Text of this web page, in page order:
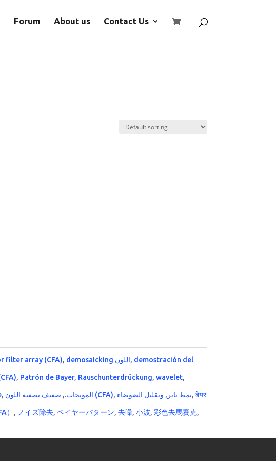
Forum About us Contact Us
filter array (CFA), demosaicking اللون, demostración del
, Patrón de Bayer, Rauschunterdrückung,wavelet,
, المويجات., صفيف تصفية اللون (CFA), نمط باير , وتقليل الضوضاء ,बेयर
） , ノイズ除去,ベイヤーパターン,去噪,小波,彩色去馬賽克,